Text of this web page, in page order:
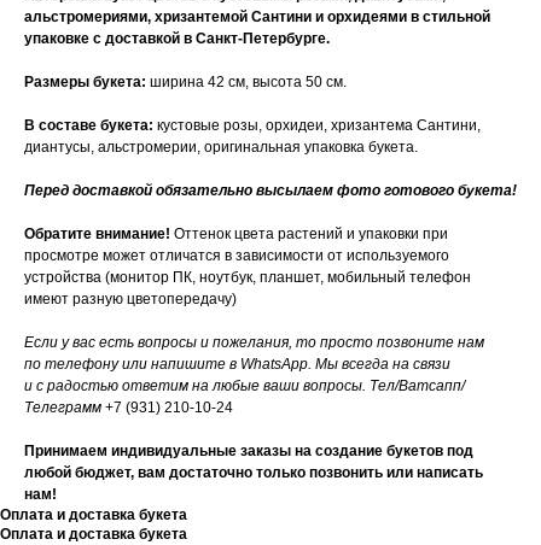
альстромериями, хризантемой Сантини и орхидеями в стильной
упаковке с доставкой в Санкт-Петербурге.
Размеры букета: ширина 42 см, высота 50 см.
В составе букета: кустовые розы, орхидеи, хризантема Сантини,
диантусы, альстромерии, оригинальная упаковка букета.
Перед доставкой обязательно высылаем фото готового букета!
Обратите внимание! Оттенок цвета растений и упаковки при
просмотре может отличатся в зависимости от используемого
устройства (монитор ПК, ноутбук, планшет, мобильный телефон
имеют разную цветопередачу)
Если у вас есть вопросы и пожелания, то просто позвоните нам
по телефону или напишите в WhatsApp. Мы всегда на связи
и с радостью ответим на любые ваши вопросы. Тел/Ватсапп/
Телеграмм +7 (931) 210-10-24
Принимаем индивидуальные заказы на создание букетов под
любой бюджет, вам достаточно только позвонить или написать
нам!
Оплата и доставка букета
Оплата и доставка букета